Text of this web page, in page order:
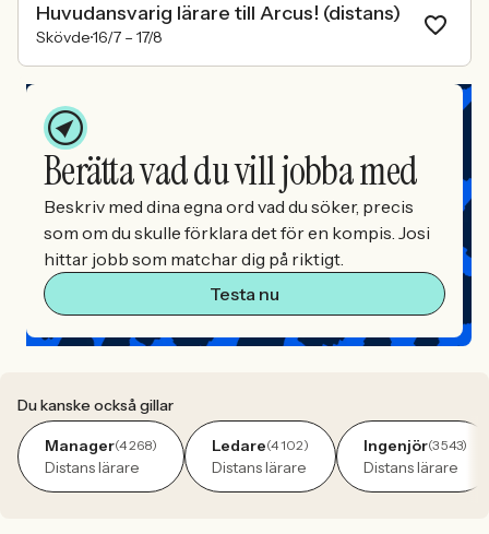
Huvudansvarig lärare till Arcus! (distans)
Skövde16/7 – 17/8
Berätta vad du vill jobba med
Beskriv med dina egna ord vad du söker, precis
som om du skulle förklara det för en kompis. Josi
hittar jobb som matchar dig på riktigt.
Testa nu
Du kanske också gillar
Manager(4 268)
Distans lärare
Ledare(4 102)
Distans lärare
Ingenjör(3 543)
Distans lärare